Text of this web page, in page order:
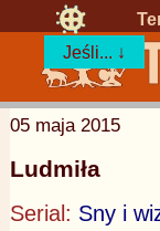
Jeśli... ↓
05 maja 2015
Ludmiła
Serial: Sny i